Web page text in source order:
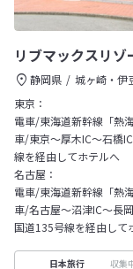
リブマックスリ
静岡県 城ヶ崎・伊
東京：
電車/東海道新幹線「熱
車/東京～厚木IC～石橋
線を経由してホテルへ
名古屋：
電車/東海道新幹線「熱
車/名古屋～沼津IC～長
国道135号線を経由して
日本旅行 収集